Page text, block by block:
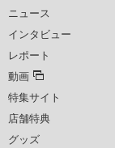
ニュース
インタビュー
レポート
動画
特集サイト
店舗特典
グッズ